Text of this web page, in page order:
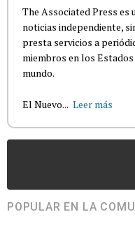
The Associated Press es
noticias independiente,
presta servicios a
miembros en los
mundo.
El Nuevo... Leer más
POPULAR EN LA